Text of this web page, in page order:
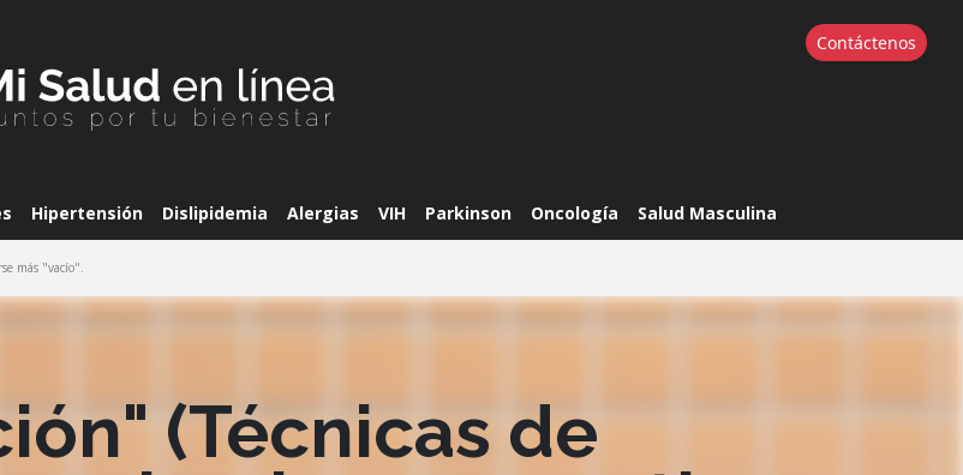
Contáctenos
Hipertensión Dislipidemia Alergias VIH Parkinson Oncología Salud Masculina
Comparte este artículo
más "vacío".
(Técnicas de